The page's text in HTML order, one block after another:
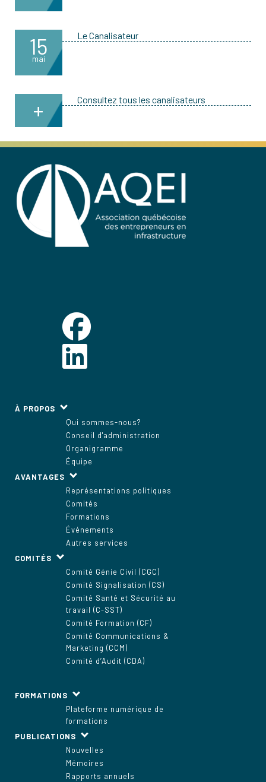
15
mai
Le Canalisateur
+ Consultez tous les canalisateurs
À PROPOS
Qui sommes-nous?
Conseil d'administration
Organigramme
Équipe
AVANTAGES
Représentations politiques
Comités
Formations
Événements
Autres services
COMITÉS
Comité Génie Civil (CGC)
Comité Signalisation (CS)
Comité Santé et Sécurité au
travail (C-SST)
Comité Formation (CF)
Comité Communications &
Marketing (CCM)
Comité d’Audit (CDA)
FORMATIONS
Plateforme numérique de
formations
PUBLICATIONS
Nouvelles
Mémoires
Rapports annuels